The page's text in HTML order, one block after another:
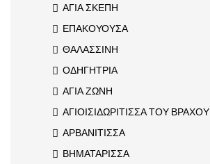
ΑΓΙΑ ΣΚΕΠΗ
ΕΠΑΚΟΥΟΥΣΑ
ΘΑΛΑΣΣΙΝΗ
ΟΔΗΓΗΤΡΙΑ
ΑΓΙΑ ΖΩΝΗ
ΑΓΙΟΙΣΙΔΩΡΙΤΙΣΣΑ ΤΟΥ ΒΡΑΧΟΥ
ΑΡΒΑΝΙΤΙΣΣΑ
ΒΗΜΑΤΑΡΙΣΣΑ